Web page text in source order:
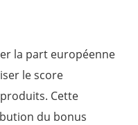
la part européenne
le score
Cette
du bonus